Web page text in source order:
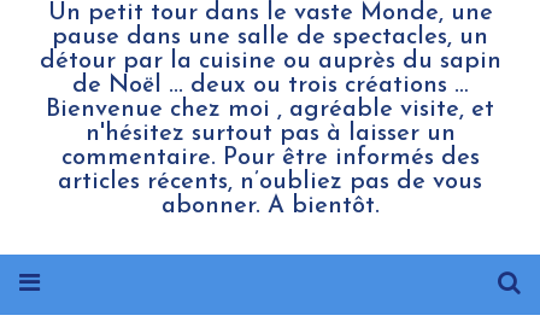
Un petit tour dans le vaste Monde, une
pause dans une salle de spectacles, un
détour par la cuisine ou auprès du sapin
de Noël ... deux ou trois créations …
Bienvenue chez moi , agréable visite, et
n'hésitez surtout pas à laisser un
commentaire. Pour être informés des
articles récents, n’oubliez pas de vous
abonner. A bientôt.